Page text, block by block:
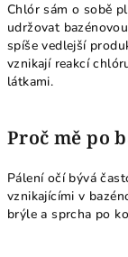
Chlór sám o sobě
udržovat
spíše vedlejší
vznikají reakcí
látkami.
Proč mě po
Pálení očí bývá
vznikajícími v
brýle a sprcha po